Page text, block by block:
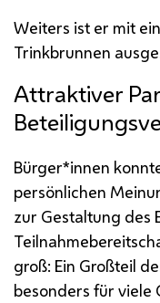
Weiters ist er mit
Trinkbrunnen
Attraktiver
Bürger*innen
persönlichen
zur Gestaltung des
groß: Ein Großteil
besonders für viele